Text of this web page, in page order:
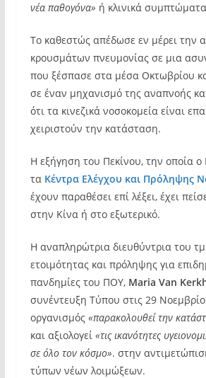
νέα παθογόνα» ή κλινικά
Το καθεστώς απέδωσε εν μέρει την
κρουσμάτων πνευμονίας σε μια
που ξέσπασε στα μέσα Οκτωβρίου
σε έναν μηχανισμό της αναπνοής
ότι τα κινεζικά νοσοκομεία είναι
χειριστούν την κατάσταση.
Η εξήγηση του Πεκίνου, την οποία
ταΚέντρα Ελέγχου και Πρόληψης
έχουν παραθέσει επί λέξει, έχει
στην Κίνα ή στο εξωτερικό.
Η αναπληρώτρια διευθύντρια του
ετοιμότητας και πρόληψης για
πανδημίες του ΠΟΥ, Maria Van
συνέντευξη Τύπου στις 29
οργανισμός «παρακολουθεί την
και αξιολογεί «τις ικανότητες
σε όλο τον κόσμο». στην
τύπων νέων λοιμώξεων.